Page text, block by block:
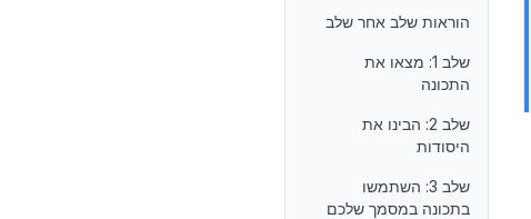
הוראות שלב אחר שלב
שלב 1: מצאו את
התכונה
שלב 2: הבינו את
היסודות
שלב 3: השתמשו
בתכונה במסמך שלכם